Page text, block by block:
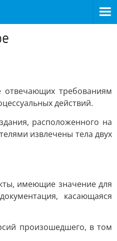
отвечающих требованиям
действий.
расположенного на
извлечены тела двух
имеющие значение для
касающаяся
произошедшего, в том